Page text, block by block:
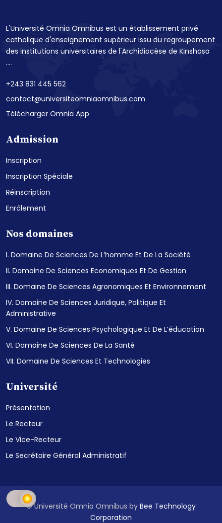
L'Université Omnia Omnibus est un établissement privé
catholique d'enseignement supérieur issu du regroupement
des institutions universitaires de l'Archidiocèse de Kinshasa
....
+243 831 445 562
contact@universiteomniaomnibus.com
Télécharger Omnia App
Admission
Inscription
Inscription Spéciale
Réinscription
Enrôlement
Nos domaines
I. Domaine De Sciences De L’homme Et De La Société
II. Domaine De Sciences Economiques Et De Gestion
III. Domaine De Sciences Agronomiques Et Environnement
IV. Domaine De Sciences Juridique, Politique Et
Administrative
V. Domaine De Sciences Psychologique Et De L’éducation
VI. Domaine De Sciences De La Santé
VII. Domaine De Sciences Et Technologies
Université
Présentation
Le Recteur
Le Vice-Recteur
Le Secrétaire Général Administratif
© Université Omnia Omnibus by Bee Technology
Corporation